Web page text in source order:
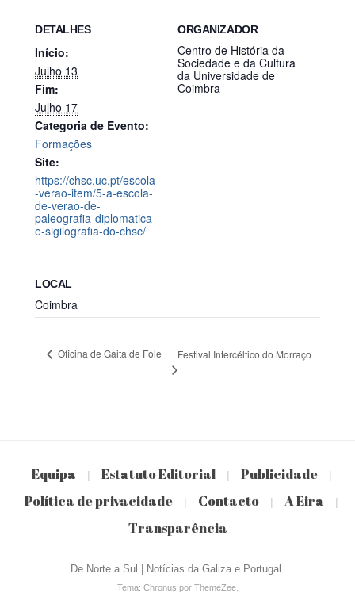
DETALHES
Início:
Julho 13
Fim:
Julho 17
Categoria de Evento:
Formações
Site:
https://chsc.uc.pt/escola
-verao-item/5-a-escola-
de-verao-de-
paleografia-diplomatica-
e-sigilografia-do-chsc/
ORGANIZADOR
Centro de História da
Sociedade e da Cultura
da Universidade de
Coimbra
LOCAL
Coimbra
Oficina de Gaita de Fole Festival Intercéltico do Morraço
Equipa | Estatuto Editorial | Publicidade |
Política de privacidade | Contacto | A Eira |
Transparência
De Norte a Sul | Notícias da Galiza e Portugal.
Tema: Chronus por ThemeZee.